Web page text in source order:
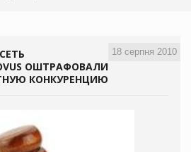
18 серпня 2010
ОШТРАФОВАЛИ
КОНКУРЕНЦИЮ